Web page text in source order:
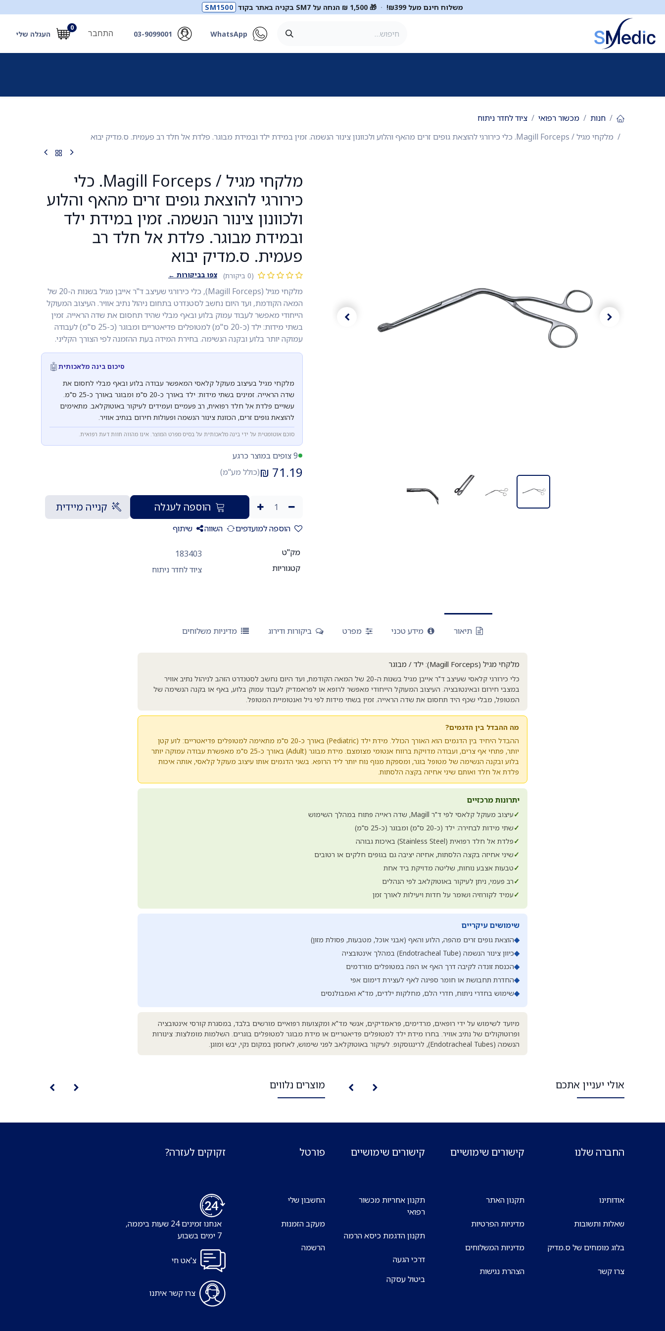
משלוח חינם מעל ₪399! · 🎁 1,500 ₪ הנחה על SM7 בקניה באתר בקוד SM1500
WhatsApp
03-9099001
0
העגלה שלי התחבר
חנות מכשור רפואי
ציוד לחדר ניתוח
מלקחי מגיל / Magill Forceps. כלי כירורגי להוצאת גופים זרים מהאף והלוע ולכוונון צינור הנשמה. זמין במידת ילד ובמידת מבוגר. פלדת אל חלד רב פעמית. ס.מדיק יבוא
מלקחי מגיל / Magill Forceps. כלי
כירורגי להוצאת גופים זרים מהאף והלוע
ולכוונון צינור הנשמה. זמין במידת ילד
ובמידת מבוגר. פלדת אל חלד רב
פעמית. ס.מדיק יבוא
(0 ביקורת) צפו בביקורות ←
מלקחי מגיל (Magill Forceps), כלי כירורגי שעיצב ד"ר אייבן מגיל בשנות ה-20 של
המאה הקודמת, ועד היום נחשב לסטנדרט בתחום ניהול נתיב אוויר. העיצוב המעוקל
הייחודי מאפשר לעבוד עמוק בלוע ובאף מבלי שהיד תחסום את שדה הראייה. זמין
בשתי מידות: ילד (כ-20 ס"מ) למטופלים פדיאטריים ומבוגר (כ-25 ס"מ) לעבודה
עמוקה יותר בלוע ובקנה הנשימה. בחירת המידה בעת ההזמנה לפי הצורך הקליני.
סיכום בינה מלאכותית🤖
מלקחי מגיל בעיצוב מעוקל קלאסי המאפשר עבודה בלוע ובאף מבלי לחסום את
שדה הראייה. זמינים בשתי מידות: ילד באורך כ-20 ס"מ ומבוגר באורך כ-25 ס"מ.
עשויים פלדת אל חלד רפואית, רב פעמיים ועמידים לעיקור באוטוקלאב. מתאימים
להוצאת גופים זרים, הכוונת צינור הנשמה ופעולות חירום בנתיב אוויר.
סוכם אוטומטית על ידי בינה מלאכותית על בסיס מפרט המוצר. אינו מהווה חוות דעת רפואית.
9 צופים במוצר כרגע
71.19
₪(כולל מע"מ)
הוספה לעגלה קנייה מיידית
הוספה למועדפים השווה שיתוף
מק"ט
183403
קטגוריות
ציוד לחדר ניתוח
תיאור מידע טכני מפרט ביקורות ודירוג מדיניות משלוחים
מלקחי מגיל (Magill Forceps): ילד / מבוגר
כלי כירורגי קלאסי שעיצב ד"ר אייבן מגיל בשנות ה-20 של המאה הקודמת, ועד היום נחשב לסטנדרט הזהב לניהול נתיב אוויר
במצבי חירום ובאינטובציה. העיצוב המעוקל הייחודי מאפשר לרופא או לפראמדיק לעבוד עמוק בלוע, באף או בקנה הנשימה של
המטופל, מבלי שכף היד תחסום את שדה הראייה. זמין בשתי מידות לפי גיל ואנטומיית המטופל.
מה ההבדל בין הדגמים?
ההבדל היחיד בין הדגמים הוא האורך הכולל. מידת ילד (Pediatric) באורך כ-20 ס"מ מתאימה למטופלים פדיאטריים: לוע קטן
יותר, פתחי אף צרים, ועבודה מדויקת ברווח אנטומי מצומצם. מידת מבוגר (Adult) באורך כ-25 ס"מ מאפשרת עבודה עמוקה יותר
בלוע ובקנה הנשימה של מטופל בוגר, ומספקת מנוף נוח יותר ליד הרופא. בשני הדגמים אותו עיצוב מעוקל קלאסי, אותה איכות
פלדת אל חלד ואותם שיני אחיזה בקצה הלסתות.
יתרונות מרכזיים
✓עיצוב מעוקל קלאסי לפי ד"ר Magill, שדה ראייה פתוח במהלך השימוש
✓שתי מידות לבחירה: ילד (כ-20 ס"מ) ומבוגר (כ-25 ס"מ)
✓פלדת אל חלד רפואית (Stainless Steel) באיכות גבוהה
✓שיני אחיזה בקצה הלסתות, אחיזה יציבה גם בגופים חלקים או רטובים
✓טבעות אצבע נוחות, שליטה מדויקת ביד אחת
✓רב פעמי, ניתן לעיקור באוטוקלאב לפי הנהלים
✓עמיד לקורוזיה ושומר על חדות ויעילות לאורך זמן
שימושים עיקריים
◆הוצאת גופים זרים מהפה, הלוע והאף (אבני אוכל, מטבעות, פסולת מזון)
◆כיוון צינור הנשמה (Endotracheal Tube) במהלך אינטובציה
◆הכנסת זונדה לקיבה דרך האף או הפה במטופלים מורדמים
◆החדרת תחבושת או חומר ספיגה לאף לעצירת דימום אפי
◆שימוש בחדרי ניתוח, חדרי הלם, מחלקות ילדים, מד"א ואמבולנסים
מיועד לשימוש על ידי רופאים, מרדימים, פראמדיקים, אנשי מד"א ומקצועות רפואיים מורשים בלבד, במסגרת קורסי אינטובציה
ופרוטוקולים של נתיב אוויר. בחרו מידת ילד למטופלים פדיאטריים או מידת מבוגר למטופלים בוגרים. השלמות מומלצות: צינורות
הנשמה (Endotracheal Tubes), לרינגוסקופ. לעיקור באוטוקלאב לפני שימוש, לאחסון במקום נקי, יבש ומוגן.
אולי יעניין אתכם מוצרים נלווים
החברה שלנו
אודותינו
שאלות ותשובות
בלוג מומחים של ס.מדיק
צרו קשר
קישורים שימושיים
תקנון האתר
מדיניות הפרטיות
מדיניות המשלוחים
הצהרת נגישות
קישורים שימושיים
תקנון אחריות מכשור
רפואי
תקנון הדגמת כיסא הרמה
דרכי הגעה
ביטול עסקה
פורטל
החשבון שלי
מעקב הזמנות
הרשמה
זקוקים לעזרה?
אנחנו זמינים 24 שעות ביממה,
7 ימים בשבוע
צ'אט חי
צרו קשר איתנו